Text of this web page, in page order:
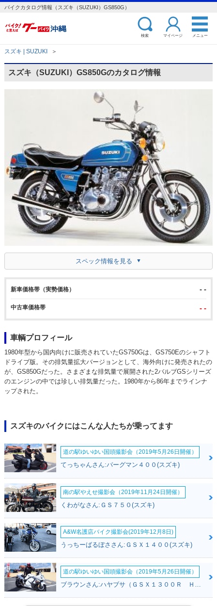
バイクカタログ情報（スズキ（SUZUKI）GS850G）
検索 マイページ メニュー
スズキ | SUZUKI ＞
スズキ（SUZUKI）GS850Gのカタログ情報
スペック情報を見る
新車価格帯（実勢価格） - -
中古車価格帯 - -
車輌プロフィール
1980年型から国内向けに販売されていたGS750Gは、GS750Eのシャフト
ドライブ版。その排気量拡大バージョンとして、海外向けに発売されたの
が、GS850Gだった。さまざまな排気量で展開された2バルブGSシリーズ
のエンジンの中では珍しい排気量だった。1980年から86年までラインナ
ップされた。
スズキのバイクにはこんな人たちが乗ってます
道の駅ゆいゆい国頭撮影会（2019年5月26日開催）
てっちゃんさん:バーグマン４００(スズキ)
南の駅やえせ撮影会（2019年11月24日開催）
くわがなさん:ＧＳ７５０(スズキ)
A&W名護店バイク撮影会(2019年12月8日)
うっちーばるぼささん:ＧＳＸ１４００(スズキ)
道の駅ゆいゆい国頭撮影会（2019年5月26日開催）